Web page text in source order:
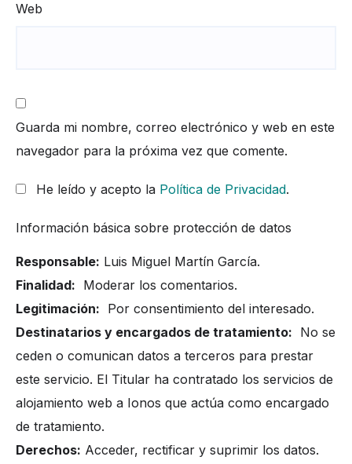
Web
Guarda mi nombre, correo electrónico y web en este
navegador para la próxima vez que comente.
He leído y acepto la Política de Privacidad.
Información básica sobre protección de datos
Responsable: Luis Miguel Martín García.
Finalidad: Moderar los comentarios.
Legitimación: Por consentimiento del interesado.
Destinatarios y encargados de tratamiento: No se
ceden o comunican datos a terceros para prestar
este servicio. El Titular ha contratado los servicios de
alojamiento web a Ionos que actúa como encargado
de tratamiento.
Derechos: Acceder, rectificar y suprimir los datos.